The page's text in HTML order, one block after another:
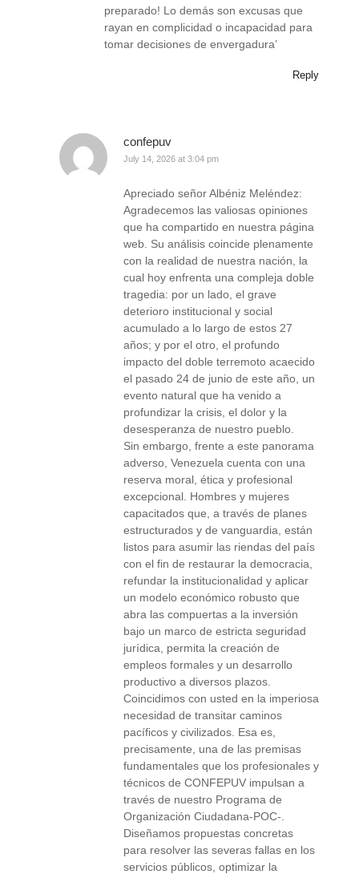
preparado! Lo demás son excusas que
rayan en complicidad o incapacidad para
tomar decisiones de envergadura’
Reply
confepuv
July 14, 2026 at 3:04 pm
Apreciado señor Albéniz Meléndez:
Agradecemos las valiosas opiniones
que ha compartido en nuestra página
web. Su análisis coincide plenamente
con la realidad de nuestra nación, la
cual hoy enfrenta una compleja doble
tragedia: por un lado, el grave
deterioro institucional y social
acumulado a lo largo de estos 27
años; y por el otro, el profundo
impacto del doble terremoto acaecido
el pasado 24 de junio de este año, un
evento natural que ha venido a
profundizar la crisis, el dolor y la
desesperanza de nuestro pueblo.
Sin embargo, frente a este panorama
adverso, Venezuela cuenta con una
reserva moral, ética y profesional
excepcional. Hombres y mujeres
capacitados que, a través de planes
estructurados y de vanguardia, están
listos para asumir las riendas del país
con el fin de restaurar la democracia,
refundar la institucionalidad y aplicar
un modelo económico robusto que
abra las compuertas a la inversión
bajo un marco de estricta seguridad
jurídica, permita la creación de
empleos formales y un desarrollo
productivo a diversos plazos.
Coincidimos con usted en la imperiosa
necesidad de transitar caminos
pacíficos y civilizados. Esa es,
precisamente, una de las premisas
fundamentales que los profesionales y
técnicos de CONFEPUV impulsan a
través de nuestro Programa de
Organización Ciudadana-POC-.
Diseñamos propuestas concretas
para resolver las severas fallas en los
servicios públicos, optimizar la